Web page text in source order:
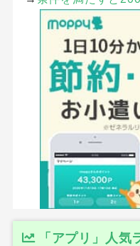
「アプリ」人気